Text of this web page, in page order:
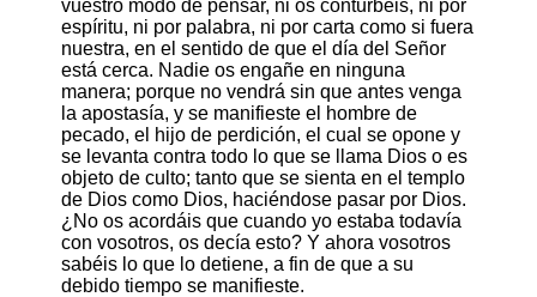
vuestro modo de pensar, ni os conturbéis, ni por
espíritu, ni por palabra, ni por carta como si fuera
nuestra, en el sentido de que el día del Señor
está cerca. Nadie os engañe en ninguna
manera; porque no vendrá sin que antes venga
la apostasía, y se manifieste el hombre de
pecado, el hijo de perdición, el cual se opone y
se levanta contra todo lo que se llama Dios o es
objeto de culto; tanto que se sienta en el templo
de Dios como Dios, haciéndose pasar por Dios.
¿No os acordáis que cuando yo estaba todavía
con vosotros, os decía esto? Y ahora vosotros
sabéis lo que lo detiene, a fin de que a su
debido tiempo se manifieste.